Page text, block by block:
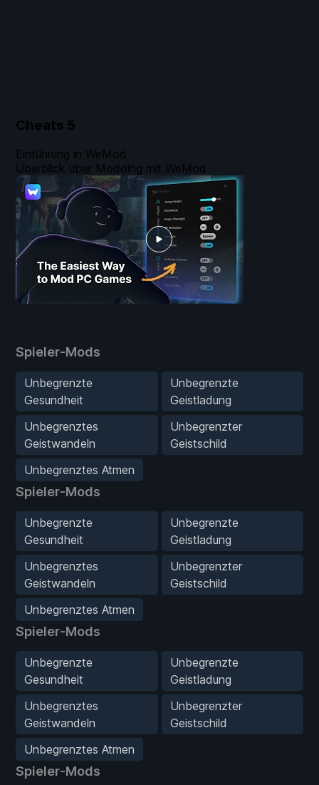
Cheats 5
Spieler-Mods
Unbegrenzte
Gesundheit
Unbegrenzte
Geistladung
Unbegrenztes
Geistwandeln
Unbegrenzter
Geistschild
Unbegrenztes Atmen
Spieler-Mods
Unbegrenzte
Gesundheit
Unbegrenzte
Geistladung
Unbegrenztes
Geistwandeln
Unbegrenzter
Geistschild
Unbegrenztes Atmen
Spieler-Mods
Unbegrenzte
Gesundheit
Unbegrenzte
Geistladung
Unbegrenztes
Geistwandeln
Unbegrenzter
Geistschild
Unbegrenztes Atmen
Spieler-Mods
Einführung in WeMod
Überblick über Modding mit WeMod